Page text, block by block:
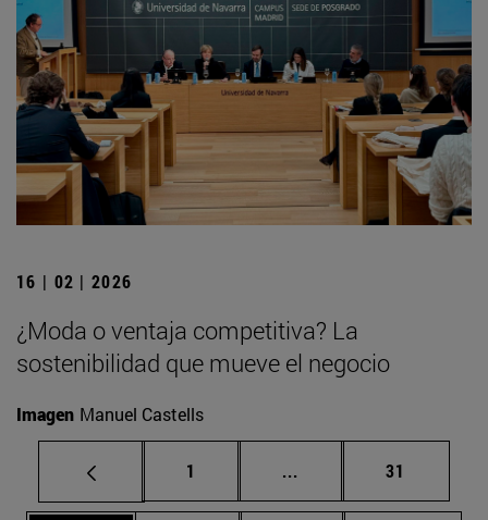
16 | 02 | 2026
¿Moda o ventaja competitiva? La
sostenibilidad que mueve el negocio
Imagen Manuel Castells
Página
1 ... Páginas intermedias
Página
31